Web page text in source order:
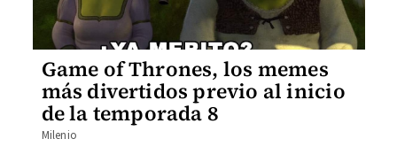
Game of Thrones, los memes
más divertidos previo al inicio
de la temporada 8
Milenio